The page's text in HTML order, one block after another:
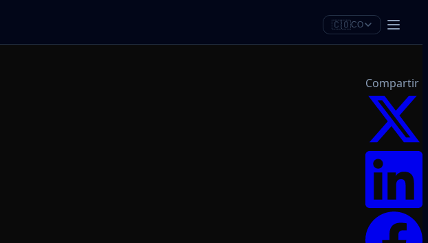
🇨🇴CO
Compartir